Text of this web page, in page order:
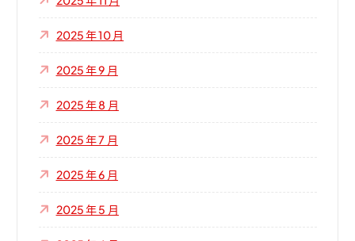
2025 年 10 月
2025 年 9 月
2025 年 8 月
2025 年 7 月
2025 年 6 月
2025 年 5 月